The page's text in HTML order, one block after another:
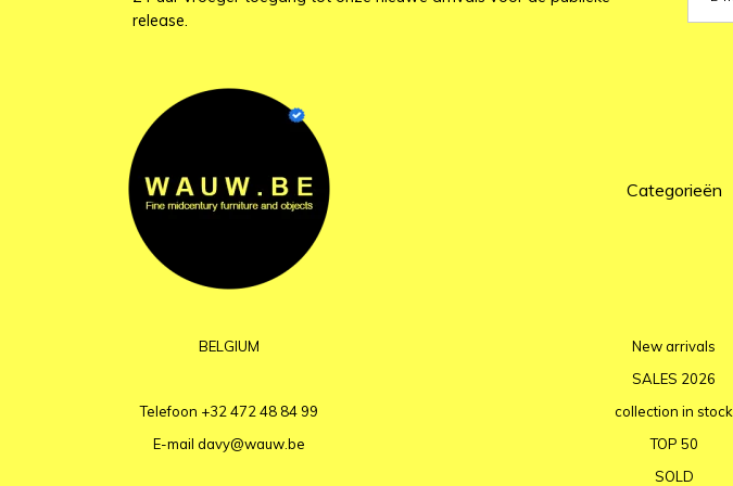
release.
BELGIUM
Telefoon +32 472 48 84 99
E-mail davy@wauw.be
Categorieën
New arrivals
SALES 2026
collection in stock
TOP 50
SOLD